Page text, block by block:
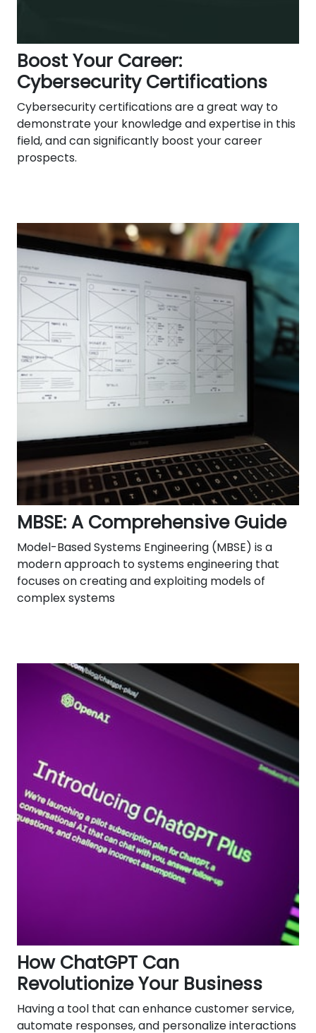
Boost Your Career:
Cybersecurity Certifications
Cybersecurity certifications are a great way to
demonstrate your knowledge and expertise in this
field, and can significantly boost your career
prospects.
MBSE: A Comprehensive Guide
Model-Based Systems Engineering (MBSE) is a
modern approach to systems engineering that
focuses on creating and exploiting models of
complex systems
How ChatGPT Can
Revolutionize Your Business
Having a tool that can enhance customer service,
automate responses, and personalize interactions